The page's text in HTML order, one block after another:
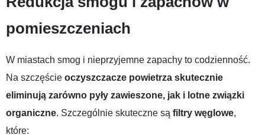
pomieszczeniach
W miastach smog i nieprzyjemne zapachy to codzienność.
Na szczęście oczyszczacze powietrza skutecznie
eliminują zarówno pyły zawieszone, jak i lotne związki
organiczne. Szczególnie skuteczne są filtry węglowe,
które: